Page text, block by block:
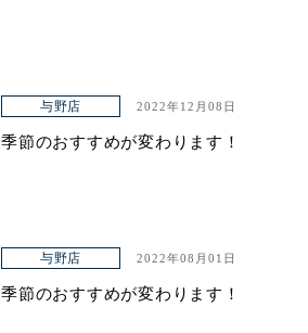
与野店 2022年12月08日
季節のおすすめが変わります！
与野店 2022年08月01日
季節のおすすめが変わります！